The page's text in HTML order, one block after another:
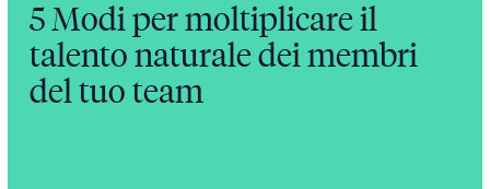
5 Modi per moltiplicare il
talento naturale dei membri
del tuo team